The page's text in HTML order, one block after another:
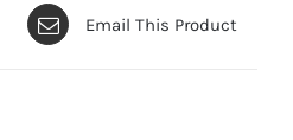
Email This Product